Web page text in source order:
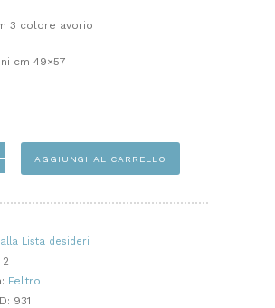
3 colore avorio
cm 49×57
AGGIUNGI AL CARRELLO
Lista desideri
2
Feltro
931